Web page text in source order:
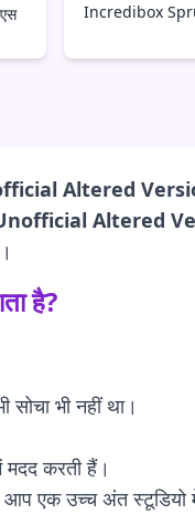
Incredibox
Altered
Altered
है?
भी नहीं था।
मदद करती हैं।
आप एक उच्च अंत